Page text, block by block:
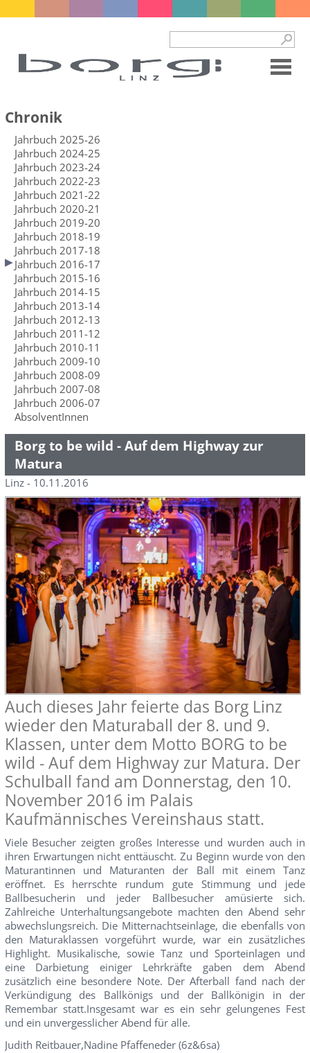
Chronik
Jahrbuch 2025-26
Jahrbuch 2024-25
Jahrbuch 2023-24
Jahrbuch 2022-23
Jahrbuch 2021-22
Jahrbuch 2020-21
Jahrbuch 2019-20
Jahrbuch 2018-19
Jahrbuch 2017-18
Jahrbuch 2016-17
Jahrbuch 2015-16
Jahrbuch 2014-15
Jahrbuch 2013-14
Jahrbuch 2012-13
Jahrbuch 2011-12
Jahrbuch 2010-11
Jahrbuch 2009-10
Jahrbuch 2008-09
Jahrbuch 2007-08
Jahrbuch 2006-07
AbsolventInnen
Borg to be wild - Auf dem Highway zur
Matura
Linz - 10.11.2016
Auch dieses Jahr feierte das Borg Linz
wieder den Maturaball der 8. und 9.
Klassen, unter dem Motto BORG to be
wild - Auf dem Highway zur Matura. Der
Schulball fand am Donnerstag, den 10.
November 2016 im Palais
Kaufmännisches Vereinshaus statt.
Viele Besucher zeigten großes Interesse und wurden auch in
ihren Erwartungen nicht enttäuscht. Zu Beginn wurde von den
Maturantinnen und Maturanten der Ball mit einem Tanz
eröffnet. Es herrschte rundum gute Stimmung und jede
Ballbesucherin und jeder Ballbesucher amüsierte sich.
Zahlreiche Unterhaltungsangebote machten den Abend sehr
abwechslungsreich. Die Mitternachtseinlage, die ebenfalls von
den Maturaklassen vorgeführt wurde, war ein zusätzliches
Highlight. Musikalische, sowie Tanz und Sporteinlagen und
eine Darbietung einiger Lehrkräfte gaben dem Abend
zusätzlich eine besondere Note. Der Afterball fand nach der
Verkündigung des Ballkönigs und der Ballkönigin in der
Remembar statt.Insgesamt war es ein sehr gelungenes Fest
und ein unvergesslicher Abend für alle.
Judith Reitbauer,Nadine Pfaffeneder (6z&6sa)